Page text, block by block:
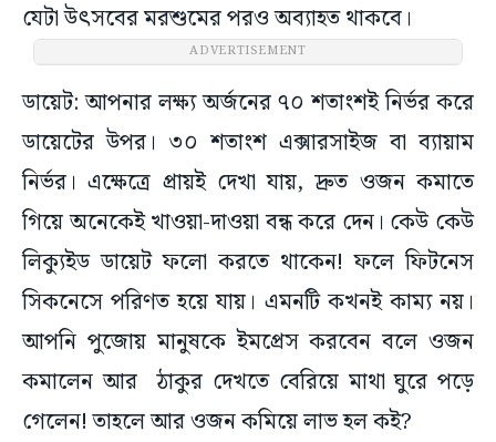
যেটা উৎসবের মরশুমের পরও অব্যাহত থাকবে।
ADVERTISEMENT
ডায়েট: আপনার লক্ষ্য অর্জনের ৭০ শতাংশই নির্ভর করে
ডায়েটের উপর। ৩০ শতাংশ এক্সারসাইজ বা ব্যায়াম
নির্ভর। এক্ষেত্রে প্রায়ই দেখা যায়, দ্রুত ওজন কমাতে
গিয়ে অনেকেই খাওয়া-দাওয়া বন্ধ করে দেন। কেউ কেউ
লিক্যুইড ডায়েট ফলো করতে থাকেন! ফলে ফিটনেস
সিকনেসে পরিণত হয়ে যায়। এমনটি কখনই কাম্য নয়।
আপনি পুজোয় মানুষকে ইমপ্রেস করবেন বলে ওজন
কমালেন আর ঠাকুর দেখতে বেরিয়ে মাথা ঘুরে পড়ে
গেলেন! তাহলে আর ওজন কমিয়ে লাভ হল কই?